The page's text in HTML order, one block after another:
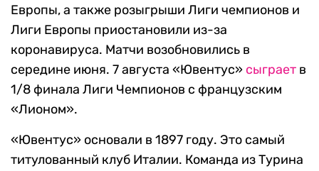
Европы, а также розыгрыши Лиги чемпионов и
Лиги Европы приостановили из-за
коронавируса. Матчи возобновились в
середине июня. 7 августа «Ювентус» сыграет в
1/8 финала Лиги Чемпионов с французским
«Лионом».
«Ювентус» основали в 1897 году. Это самый
титулованный клуб Италии. Команда из Турина